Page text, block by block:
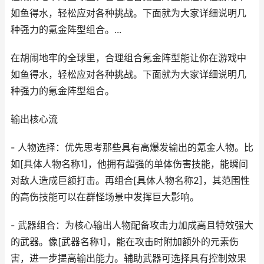
如鱼得水，轻松应对各种挑战。下面就为大家详细说明几
种强力的氪金阵型组合。...
在胡闹地牢的全球里，合理组合氪金阵型能让你在游戏中
如鱼得水，轻松应对各种挑战。下面就为大家详细说明几
种强力的氪金阵型组合。
输出核心流
- 人物选择：优先思考那些具有高爆发输出的氪金人物。比
如[具体人物名称1]，他拥有超强的单体伤害技能，能瞬间
对敌人造成巨额打击。再组合[具体人物名称2]，其范围性
的高伤技能可以在群怪场景中发挥巨大影响。
- 武器组合：为核心输出人物配备攻击力加成高且特效强大
的武器。像[武器名称1]，能在攻击时附加额外的元素伤
害，进一步提高输出能力。辅助武器可选择具有控制效果